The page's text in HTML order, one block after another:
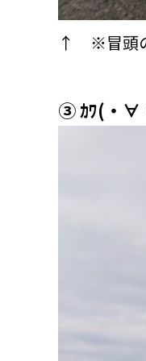
↑ ※冒頭の
③ ｶﾜ(・∀